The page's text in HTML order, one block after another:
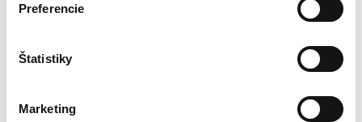
Preferencie
Štatistiky
Marketing